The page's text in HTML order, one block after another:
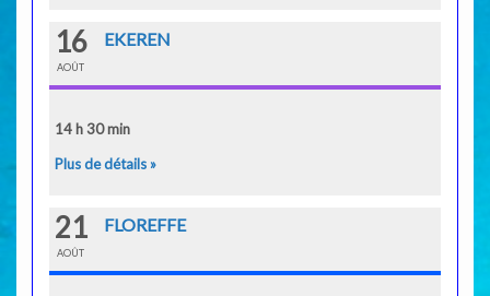
16
AOÛT
EKEREN
14 h 30 min
Plus de détails »
21
AOÛT
FLOREFFE